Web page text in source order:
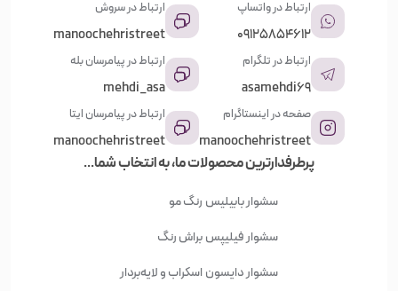
ارتباط در واتساپ
09125854612
ارتباط در تلگرام
asamehdi69
صفحه در اینستاگرام
manoochehristreet
ارتباط در سروش
manoochehristreet
ارتباط در پیامرسان بله
mehdi_asa
ارتباط در پیامرسان ایتا
manoochehristreet
پرطرفدارترین محصولات ما، به انتخاب شما...
سشوار بابیلیس
سشوار فیلیپس
سشوار دایسون
رنگ مو
براش رنگ
اسکراب و لایه‌بردار